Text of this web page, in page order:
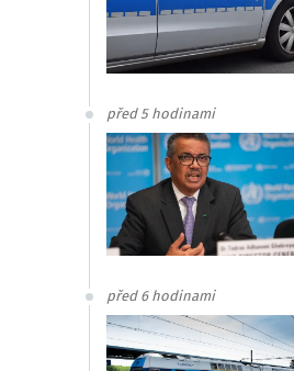
před 5 hodinami
před 6 hodinami